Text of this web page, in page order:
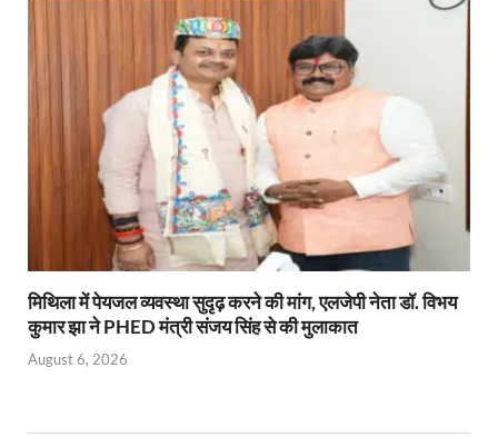
मिथिला में पेयजल व्यवस्था सुदृढ़ करने की मांग, एलजेपी नेता डॉ. विभय
कुमार झा ने PHED मंत्री संजय सिंह से की मुलाकात
August 6, 2026